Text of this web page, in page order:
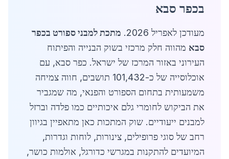
בכפר סבא
מעודכן לאפריל 2026.
מתכת למבני ספורט בכפר
סבא מהווה חלק מרכזי בשוק הבנייה והפיתוח
העירוני באזור המרכז של ישראל. כפר סבא, עם
אוכלוסייה של כ-101,432 תושבים, חווה צמיחה
משמעותית בתחום הספורט והפנאי, מה שמגביר
את הביקוש לחומרי גלם איכותיים כמו פלדה וברזל
למבנים ייעודיים. שוק המתכות כאן מתאפיין בגיוון
רחב של סוגי פרופילים, צינורות, לוחות וגדרות,
המיועדים להתקנות במגרשי כדורגל, אולמות כושר,